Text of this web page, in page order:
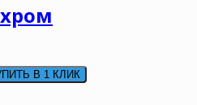
В 1 КЛИК